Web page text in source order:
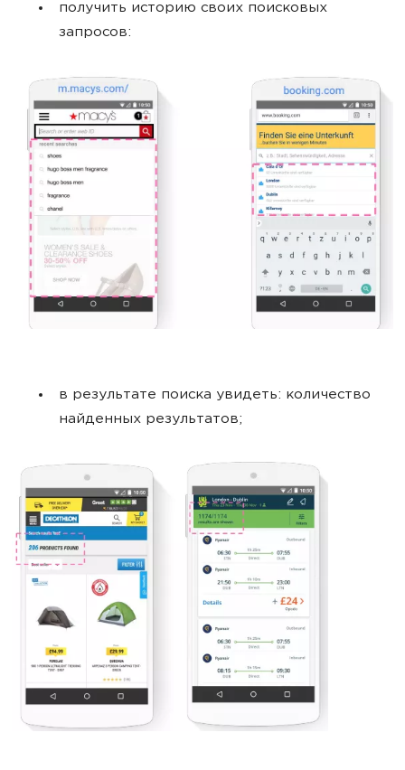
получить историю своих поисковых
запросов:
в результате поиска увидеть: количество
найденных результатов;